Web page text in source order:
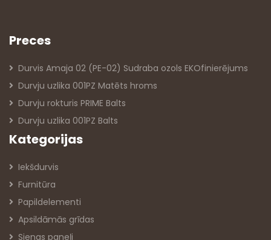
Preces
Durvis Amaja 02 (PE-02) Sudraba ozols EKOfinierējums
Durvju uzlika 001PZ Matēts hroms
Durvju rokturis PRIME Balts
Durvju uzlika 001PZ Balts
Kategorijas
Iekšdurvis
Furnitūra
Papildelementi
Apsildāmās grīdas
Sienas paneļi